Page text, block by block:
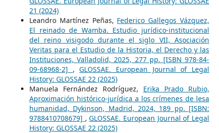
21 (2024)
Leandro Martínez Peñas, Federico Gallegos Vázquez,
El reinado de Wamba. Estudio jurídico-institucional
del reino visigodo durante el siglo VII, Asociación
Veritas para el Estudio de la Historia, el Derecho y las
Instituciones, Valladolid, 2025, 277 pp. [ISBN 978-84-
09-68968-2] ,GLOSSAE. European Journal of Legal
History: GLOSSAE 22 (2025)
Manuela Fernández Rodríguez, Erika Prado Rubio,
Aproximación histórico-jurídica a los crímenes de lesa
humanidad, Dykinson, Madrid, 2024, 189 pp. [ISBN:
9788410708679] ,GLOSSAE. European Journal of Legal
History: GLOSSAE 22 (2025)